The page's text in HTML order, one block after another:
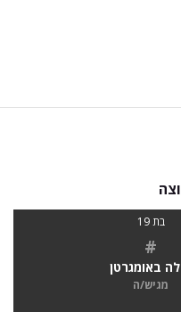
בת 19
#
באומגרטן
מגיש/ה